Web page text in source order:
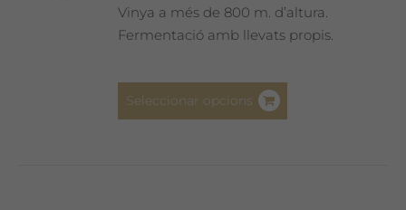
Vinya a més de 800 m. d’altura.
Fermentació amb llevats propis.
Seleccionar opcions